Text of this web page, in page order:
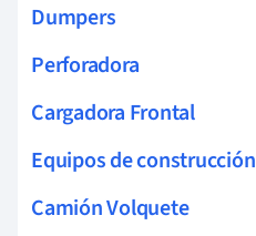
Dumpers
Perforadora
Cargadora Frontal
Equipos de construcción
Camión Volquete